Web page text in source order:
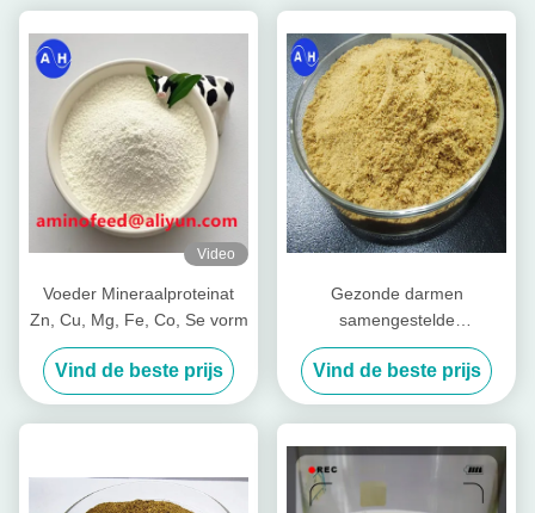
Video
Voeder Mineraalproteinat
Zn, Cu, Mg, Fe, Co, Se vorm
Vind de beste prijs
Gezonde darmen
samengestelde
voedingspeptiden voor vee
Varkenskoeien
Vind de beste prijs